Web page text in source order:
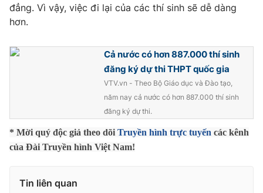
Đài Truyền hình Việt Nam
Thời báo VTV
Giấy phép hoạt động báo in và báo điện tử số 483/GP-BTTTT
cấp ngày 29/12/2023
Tổng Biên tập: Vũ Thanh Thủy
Phó Tổng Biên tập:
Nguyễn Thị Mỹ Hạnh, Phạm Quốc Thắng,
Tổng đài VTV:024.38 355 931 - 024.38 355 932
đẳng. Vì vậy, việc đi lại của các thí sinh sẽ dễ dàng
hơn.
Cả nước có hơn 887.000 thí sinh
đăng ký dự thi THPT quốc gia
VTV.vn - Theo Bộ Giáo dục và Đào tạo,
năm nay cả nước có hơn 887.000 thí sinh
đăng ký dự thi.
* Mời quý độc giả theo dõi Truyền hình trực tuyến các kênh
của Đài Truyền hình Việt Nam!
Tin liên quan